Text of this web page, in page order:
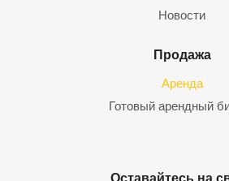
Новости
Продажа
Аренда
Готовый арендный
Оставайтесь на